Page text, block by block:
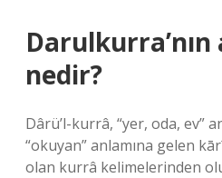
Darulkurra’nın
nedir?
Dârü’l-kurrâ, “yer, oda, ev”
“okuyan” anlamına gelen
olan kurrâ kelimelerinden